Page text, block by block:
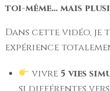
toi-même… mais
Dans cette vidéo, je
expérience
vivre 5 vies